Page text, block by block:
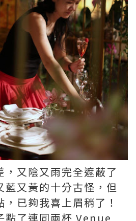
，又陰又雨完全遮蔽了
藍又黃的十分古怪，但
已夠我喜上眉稍了！
點了連同兩杯 Venue